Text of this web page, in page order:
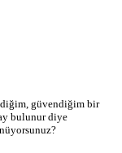
güvendiğim bir
bulunur diye